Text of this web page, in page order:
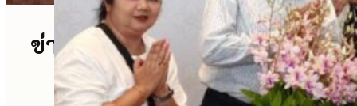
ข่าวสารและกิจกรรม